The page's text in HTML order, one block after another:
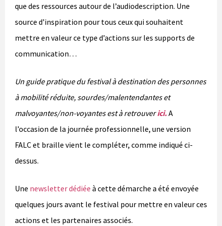
que des ressources autour de l’audiodescription. Une
source d’inspiration pour tous ceux qui souhaitent
mettre en valeur ce type d’actions sur les supports de
communication…
Un guide pratique du festival à destination des personnes
à mobilité réduite, sourdes/malentendantes et
malvoyantes/non-voyantes est à retrouver ici.A
l’occasion de la journée professionnelle, une version
FALC et braille vient le compléter, comme indiqué ci-
dessus.
Une newsletter dédiée à cette démarche a été envoyée
quelques jours avant le festival pour mettre en valeur ces
actions et les partenaires associés.